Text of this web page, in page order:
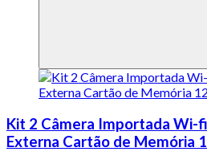
Kit 2 Câmera Importada Wi-
Externa Cartão de Memória